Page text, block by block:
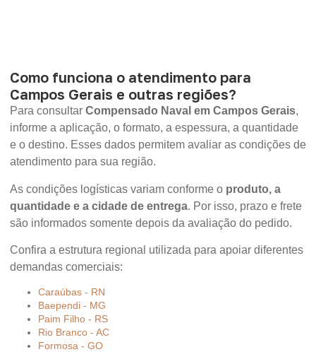
Como funciona o atendimento para
Campos Gerais e outras regiões?
Para consultar Compensado Naval em Campos Gerais,
informe a aplicação, o formato, a espessura, a quantidade
e o destino. Esses dados permitem avaliar as condições de
atendimento para sua região.
As condições logísticas variam conforme o produto, a
quantidade e a cidade de entrega. Por isso, prazo e frete
são informados somente depois da avaliação do pedido.
Confira a estrutura regional utilizada para apoiar diferentes
demandas comerciais:
Caraúbas - RN
Baependi - MG
Paim Filho - RS
Rio Branco - AC
Formosa - GO